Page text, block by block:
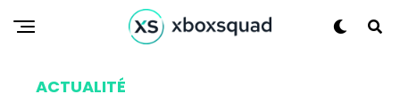
ACTUALITÉ